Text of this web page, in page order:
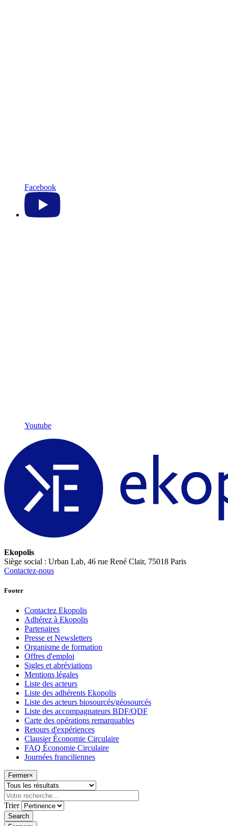
Facebook
Youtube
Ekopolis
Siège social : Urban Lab, 46 rue René Clair, 75018 Paris
Contactez-nous
Footer
Contactez Ekopolis
Adhérez à Ekopolis
Partenaires
Presse et Newsletters
Organisme de formation
Offres d'emploi
Sigles et abréviations
Mentions légales
Liste des acteurs
Liste des adhérents Ekopolis
Liste des acteurs biosourcés/géosourcés
Liste des accompagnateurs BDF/QDF
Carte des opérations remarquables
Retours d'expériences
Clausier Économie Circulaire
FAQ Économie Circulaire
Journées franciliennes
Fermer×
Trier